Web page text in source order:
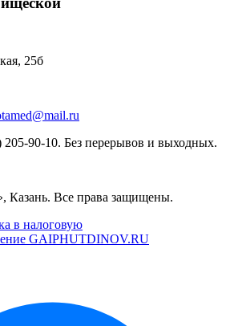
25б
90-10. Без перерывов и выходных.
Все права защищены.
в налоговую
GAIPHUTDINOV.RU